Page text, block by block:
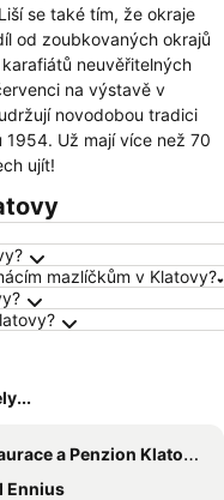
se také tím, že okraje
od zoubkovaných okrajů
neuvěřitelných
na výstavě v
novodobou tradici
Už mají více než 70
ujít!
mazlíčkům v Klatovy?
a Penzion Klatovský Dvůr
Ennius